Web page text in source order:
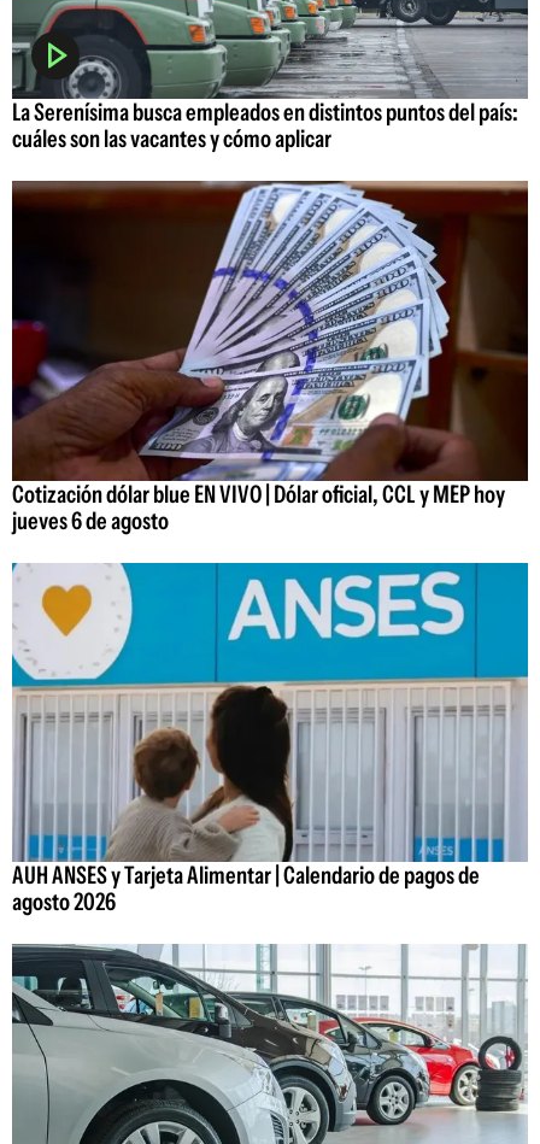
La Serenísima busca empleados en distintos puntos del país:
cuáles son las vacantes y cómo aplicar
Cotización dólar blue EN VIVO | Dólar oficial, CCL y MEP hoy
jueves 6 de agosto
AUH ANSES y Tarjeta Alimentar | Calendario de pagos de
agosto 2026